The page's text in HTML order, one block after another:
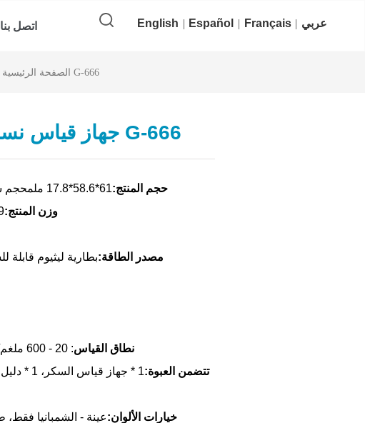
اتصل بنا English Español Français عربي
الصفحة الرئيسية جهاز قياس نسبة السكر في الدم G-666
جهاز قياس نسبة السكر في الدم G-666